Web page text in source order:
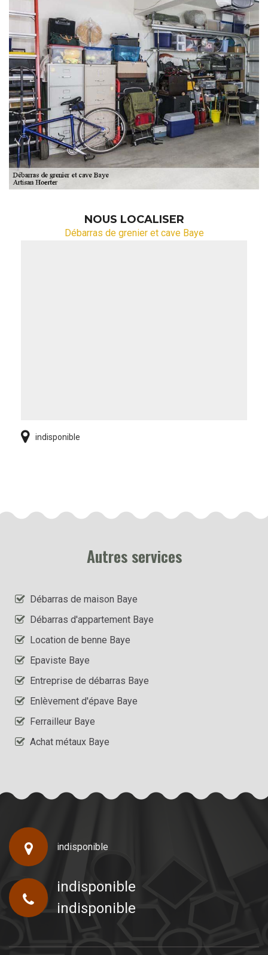
NOUS LOCALISER
Débarras de grenier et cave Baye
indisponible
Autres services
Débarras de maison Baye
Débarras d'appartement Baye
Location de benne Baye
Epaviste Baye
Entreprise de débarras Baye
Enlèvement d'épave Baye
Ferrailleur Baye
Achat métaux Baye
indisponible
indisponible
indisponible